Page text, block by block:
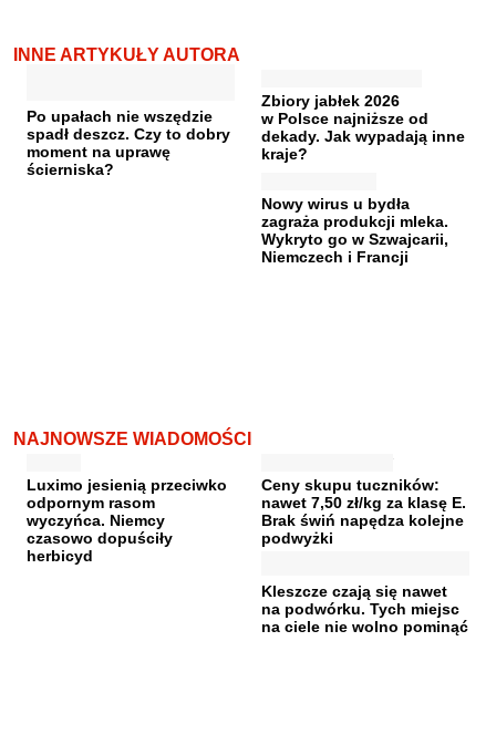
INNE ARTYKUŁY AUTORA
Po upałach nie wszędzie
spadł deszcz. Czy to dobry
moment na uprawę
ścierniska?
Zbiory jabłek 2026
w Polsce najniższe od
dekady. Jak wypadają inne
kraje?
Nowy wirus u bydła
zagraża produkcji mleka.
Wykryto go w Szwajcarii,
Niemczech i Francji
NAJNOWSZE WIADOMOŚCI
Luximo jesienią przeciwko
odpornym rasom
wyczyńca. Niemcy
czasowo dopuściły
herbicyd
Ceny skupu tuczników:
nawet 7,50 zł/kg za klasę E.
Brak świń napędza kolejne
podwyżki
Kleszcze czają się nawet
na podwórku. Tych miejsc
na ciele nie wolno pominąć